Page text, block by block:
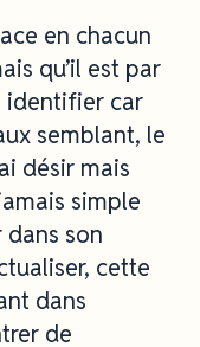
en chacun
qu’il est par
identifier car
semblant, le
désir mais
simple
son
cette
dans
de